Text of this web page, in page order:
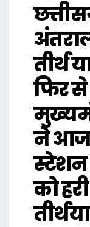
तीर्थ
फिर
ने आज
स्टेशन
को